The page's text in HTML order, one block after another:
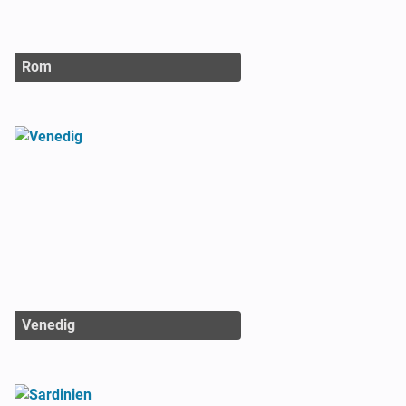
Rom
Venedig